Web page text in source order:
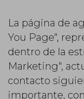
La página de
You Page",
dentro de la
Marketing",
contacto
importante,